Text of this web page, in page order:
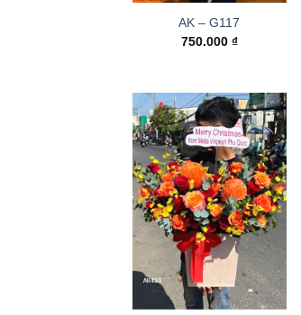
AK – G117
750.000 ₫